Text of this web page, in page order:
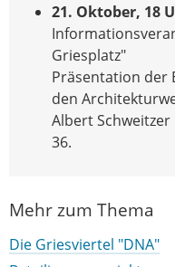
21. Oktober, 18
Griesplatz"
Präsentation der
den
Albert Schweitzer
36.
Mehr zum Thema
Die Griesviertel "DNA"